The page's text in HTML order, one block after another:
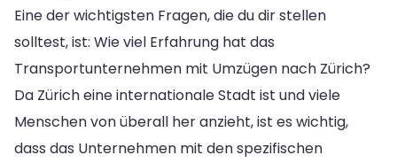
Eine der wichtigsten Fragen, die du dir stellen
solltest, ist: Wie viel Erfahrung hat das
Transportunternehmen mit Umzügen nach Zürich?
Da Zürich eine internationale Stadt ist und viele
Menschen von überall her anzieht, ist es wichtig,
dass das Unternehmen mit den spezifischen